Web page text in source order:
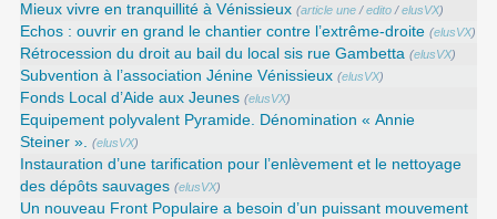
Mieux vivre en tranquillité à Vénissieux (article une /edito /elusVX)
Echos : ouvrir en grand le chantier contre l’extrême-droite (elusVX)
Rétrocession du droit au bail du local sis rue Gambetta (elusVX)
Subvention à l’association Jénine Vénissieux (elusVX)
Fonds Local d’Aide aux Jeunes (elusVX)
Equipement polyvalent Pyramide. Dénomination « Annie
Steiner ». (elusVX)
Instauration d’une tarification pour l’enlèvement et le nettoyage
des dépôts sauvages (elusVX)
Un nouveau Front Populaire a besoin d’un puissant mouvement